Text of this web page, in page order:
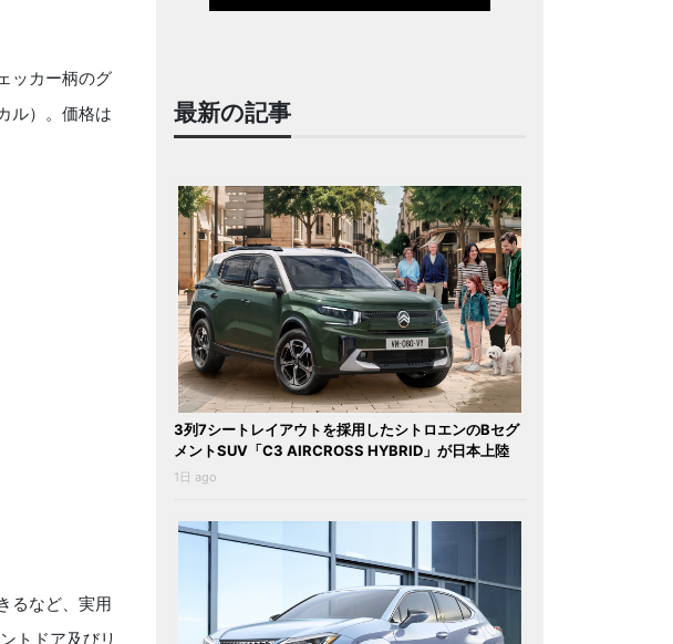
ッカー柄のグ
ル）。価格は
るなど、実用
トドア及びリ
最新の記事
3列7シートレイアウトを採用したシトロエンのBセグ
メントSUV「C3 AIRCROSS HYBRID」が日本上陸
1日 ago